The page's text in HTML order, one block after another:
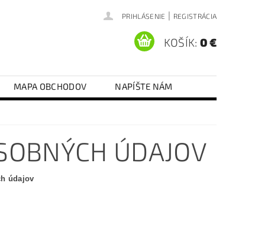
PRIHLÁSENIE | REGISTRÁCIA
KOŠÍK: 0 €
MAPA OBCHODOV NAPÍŠTE NÁM
ÚDAJOV
údajov